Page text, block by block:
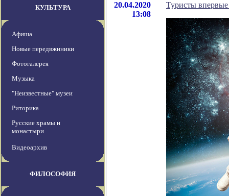
КУЛЬТУРА
Афиша
Новые передвжиники
Фотогалерея
Музыка
"Неизвестные" музеи
Риторика
Русские храмы и
монастыри
Видеоархив
ФИЛОСОФИЯ
20.04.2020
13:08
Туристы впервые